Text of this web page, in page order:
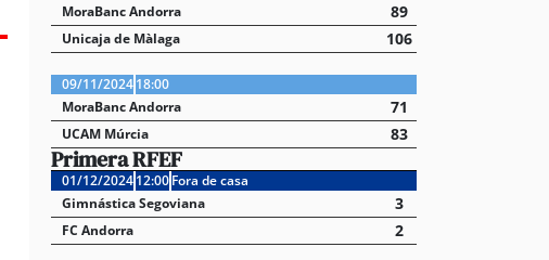
MoraBanc Andorra
89
Unicaja de Màlaga 106
09/11/2024 18:00
MoraBanc Andorra
71
UCAM Múrcia 83
Primera RFEF
01/12/2024 12:00 Fora de casa
Gimnástica Segoviana
3
FC Andorra 2